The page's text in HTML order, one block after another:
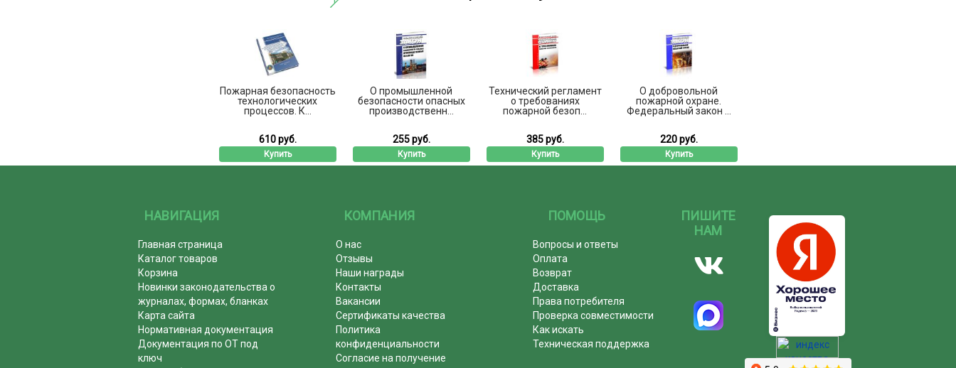
Пожарная безопасность
технологических
процессов. К...
610 руб.
Купить
О промышленной
безопасности опасных
производственн...
255 руб.
Купить
Технический регламент
о требованиях
пожарной безоп...
385 руб.
Купить
О добровольной
пожарной охране.
Федеральный закон ...
220 руб.
Купить
НАВИГАЦИЯ
Главная страница
Каталог товаров
Корзина
Новинки законодательства о
журналах, формах, бланках
Карта сайта
Нормативная документация
Документация по ОТ под
ключ
КОМПАНИЯ
О нас
Отзывы
Наши награды
Контакты
Вакансии
Сертификаты качества
Политика
конфиденциальности
Согласие на получение
ПОМОЩЬ
Вопросы и ответы
Оплата
Возврат
Доставка
Права потребителя
Проверка совместимости
Как искать
Техническая поддержка
ПИШИТЕ
НАМ